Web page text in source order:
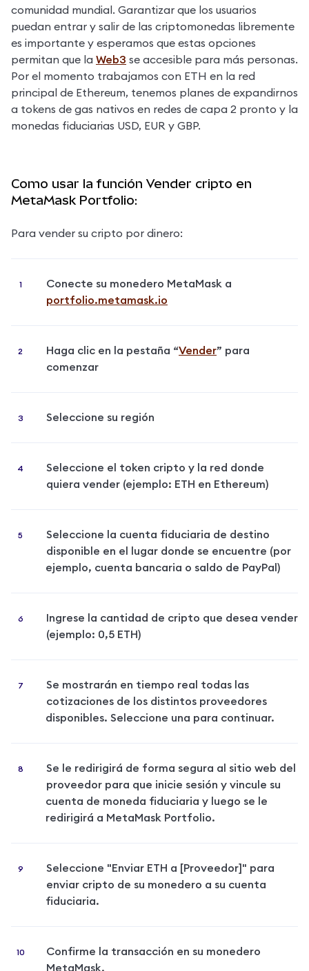
comunidad mundial. Garantizar que los usuarios
puedan entrar y salir de las criptomonedas libremente
es importante y esperamos que estas opciones
permitan que la Web3 se accesible para más personas.
Por el momento trabajamos con ETH en la red
principal de Ethereum, tenemos planes de expandirnos
a tokens de gas nativos en redes de capa 2 pronto y la
monedas fiduciarias USD, EUR y GBP.
Como usar la función Vender cripto en
MetaMask Portfolio:
Para vender su cripto por dinero:
portfolio.metamask.io
Haga clic en la pestaña “Vender” para
comenzar
Seleccione su región
Seleccione el token cripto y la red donde
quiera vender (ejemplo: ETH en Ethereum)
Seleccione la cuenta fiduciaria de destino
disponible en el lugar donde se encuentre (por
ejemplo, cuenta bancaria o saldo de PayPal)
Ingrese la cantidad de cripto que desea vender
(ejemplo: 0,5 ETH)
Se mostrarán en tiempo real todas las
cotizaciones de los distintos proveedores
disponibles. Seleccione una para continuar.
Se le redirigirá de forma segura al sitio web del
proveedor para que inicie sesión y vincule su
cuenta de moneda fiduciaria y luego se le
redirigirá a MetaMask Portfolio.
Seleccione "Enviar ETH a [Proveedor]" para
enviar cripto de su monedero a su cuenta
fiduciaria.
Confirme la transacción en su monedero
MetaMask.